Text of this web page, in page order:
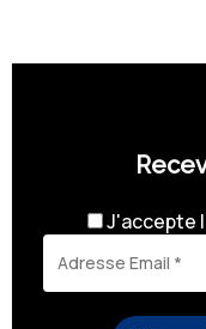
J'accepte